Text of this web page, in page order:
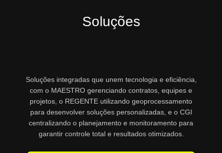
Soluções
Soluções integradas que unem tecnologia e eficiência,
com o MAESTRO gerenciando contratos, equipes e
projetos, o REGENTE utilizando geoprocessamento
para desenvolver soluções personalizadas, e o CGI
centralizando o planejamento e monitoramento para
garantir controle total e resultados otimizados.